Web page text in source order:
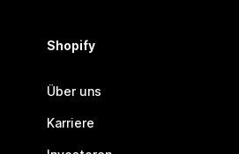
Shopify
Über uns
Karriere